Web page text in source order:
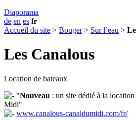
Diaporama
de en es fr
Accueil du site > Bouger> Sur l’eau >
Les Canalous
Location de bateaux
"Nouveau : un site dédié à la
Midi"
www.canalous-canaldumidi.com/fr/